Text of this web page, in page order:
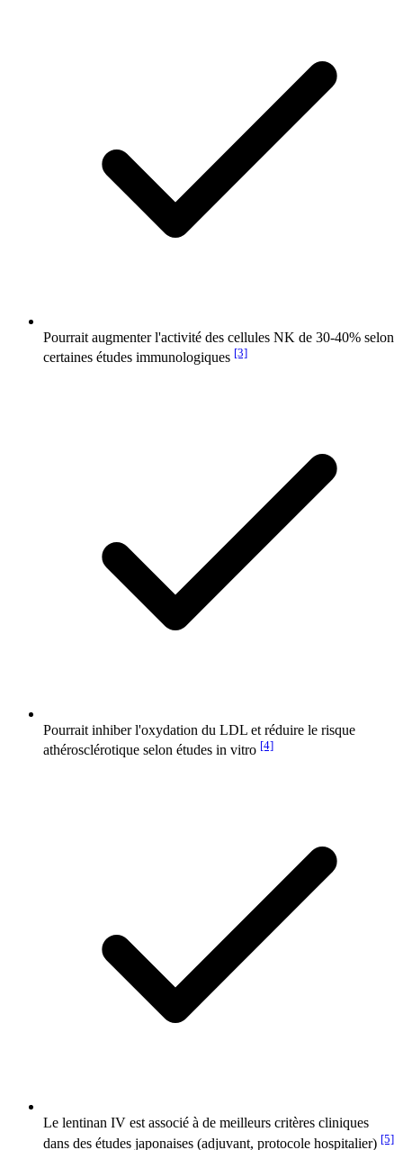
Pourrait augmenter l'activité des cellules NK de 30-40% selon
certaines études immunologiques [3]
Pourrait inhiber l'oxydation du LDL et réduire le risque
athérosclérotique selon études in vitro [4]
Le lentinan IV est associé à de meilleurs critères cliniques
dans des études japonaises (adjuvant, protocole hospitalier) [5]